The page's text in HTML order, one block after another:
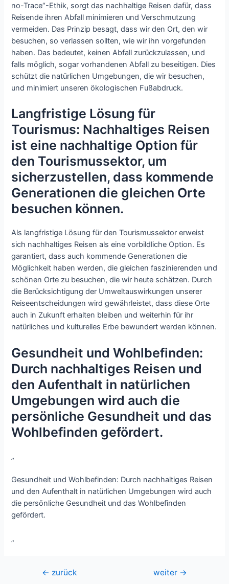
no-Trace“-Ethik, sorgt das nachhaltige Reisen dafür, dass
Reisende ihren Abfall minimieren und Verschmutzung
vermeiden. Das Prinzip besagt, dass wir den Ort, den wir
besuchen, so verlassen sollten, wie wir ihn vorgefunden
haben. Das bedeutet, keinen Abfall zurückzulassen, und
falls möglich, sogar vorhandenen Abfall zu beseitigen. Dies
schützt die natürlichen Umgebungen, die wir besuchen,
und minimiert unseren ökologischen Fußabdruck.
Langfristige Lösung für
Tourismus: Nachhaltiges Reisen
ist eine nachhaltige Option für
den Tourismussektor, um
sicherzustellen, dass kommende
Generationen die gleichen Orte
besuchen können.
Als langfristige Lösung für den Tourismussektor erweist
sich nachhaltiges Reisen als eine vorbildliche Option. Es
garantiert, dass auch kommende Generationen die
Möglichkeit haben werden, die gleichen faszinierenden und
schönen Orte zu besuchen, die wir heute schätzen. Durch
die Berücksichtigung der Umweltauswirkungen unserer
Reiseentscheidungen wird gewährleistet, dass diese Orte
auch in Zukunft erhalten bleiben und weiterhin für ihr
natürliches und kulturelles Erbe bewundert werden können.
Gesundheit und Wohlbefinden:
Durch nachhaltiges Reisen und
den Aufenthalt in natürlichen
Umgebungen wird auch die
persönliche Gesundheit und das
Wohlbefinden gefördert.
„
Gesundheit und Wohlbefinden: Durch nachhaltiges Reisen
und den Aufenthalt in natürlichen Umgebungen wird auch
die persönliche Gesundheit und das Wohlbefinden
gefördert.
„
Beitragsnavigation
← zurück weiter →